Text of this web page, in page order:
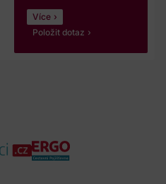
Více
Položit dotaz